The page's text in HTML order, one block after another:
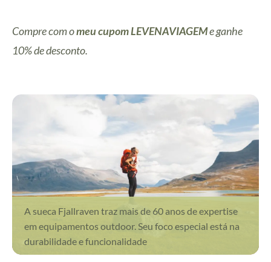
Compre com omeu cupom LEVENAVIAGEMe ganhe
10% de desconto.
A sueca Fjallraven traz mais de 60 anos de expertise
em equipamentos outdoor. Seu foco especial está na
durabilidade e funcionalidade